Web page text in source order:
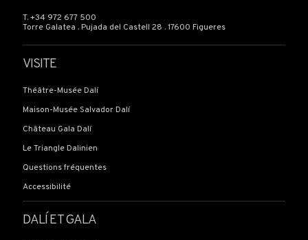
T. +34 972 677 500
Torre Galatea . Pujada del Castell 28 . 17600 Figueres
VISITE
Théâtre-Musée Dalí
Maison-Musée Salvador Dalí
Château Gala Dalí
Le Triangle Dalinien
Questions fréquentes
Accessibilité
DALÍ ET GALA